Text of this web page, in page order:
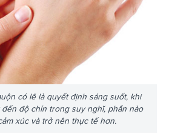
có lẽ là quyết định sáng suốt, khi
độ chín trong suy nghĩ, phần nào
xúc và trở nên thực tế hơn.